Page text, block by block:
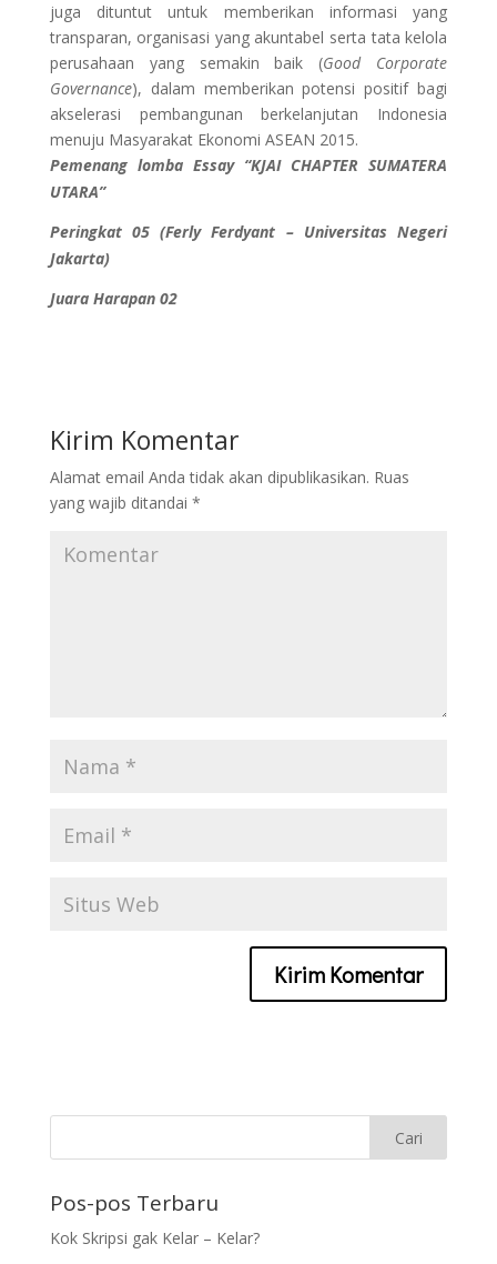
juga dituntut untuk memberikan informasi yang
transparan, organisasi yang akuntabel serta tata kelola
perusahaan yang semakin baik (Good Corporate
Governance), dalam memberikan potensi positif bagi
akselerasi pembangunan berkelanjutan Indonesia
menuju Masyarakat Ekonomi ASEAN 2015.
Pemenang lomba Essay “KJAI CHAPTER SUMATERA
UTARA”
Peringkat 05 (Ferly Ferdyant – Universitas Negeri
Jakarta)
Juara Harapan 02
Kirim Komentar
Alamat email Anda tidak akan dipublikasikan. Ruas
yang wajib ditandai *
Pos-pos Terbaru
Kok Skripsi gak Kelar – Kelar?